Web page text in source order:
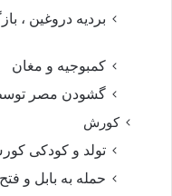
بردیه دروغین ،
کمبوجیه و مغان
گشودن مصر
کورش
تولد و کودکی
حمله به بابل و